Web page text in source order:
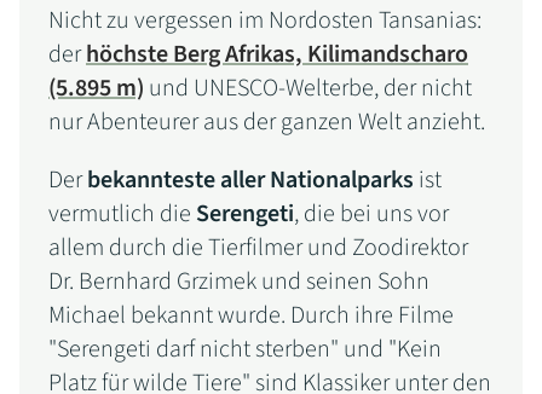
Nicht zu vergessen im Nordosten Tansanias:
derhöchste Berg Afrikas, Kilimandscharo
(5.895 m) und UNESCO-Welterbe, der nicht
nur Abenteurer aus der ganzen Welt anzieht.
Derbekannteste aller Nationalparks ist
vermutlich die Serengeti, die bei uns vor
allem durch die Tierfilmer und Zoodirektor
Dr. Bernhard Grzimek und seinen Sohn
Michael bekannt wurde. Durch ihre Filme
"Serengeti darf nicht sterben" und "Kein
Platz für wilde Tiere" sind Klassiker unter den